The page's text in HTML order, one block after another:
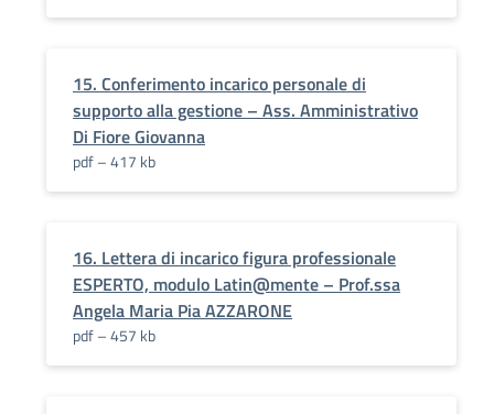
15. Conferimento incarico personale di
supporto alla gestione – Ass. Amministrativo
Di Fiore Giovanna
pdf – 417 kb
16. Lettera di incarico figura professionale
ESPERTO, modulo Latin@mente – Prof.ssa
Angela Maria Pia AZZARONE
pdf – 457 kb